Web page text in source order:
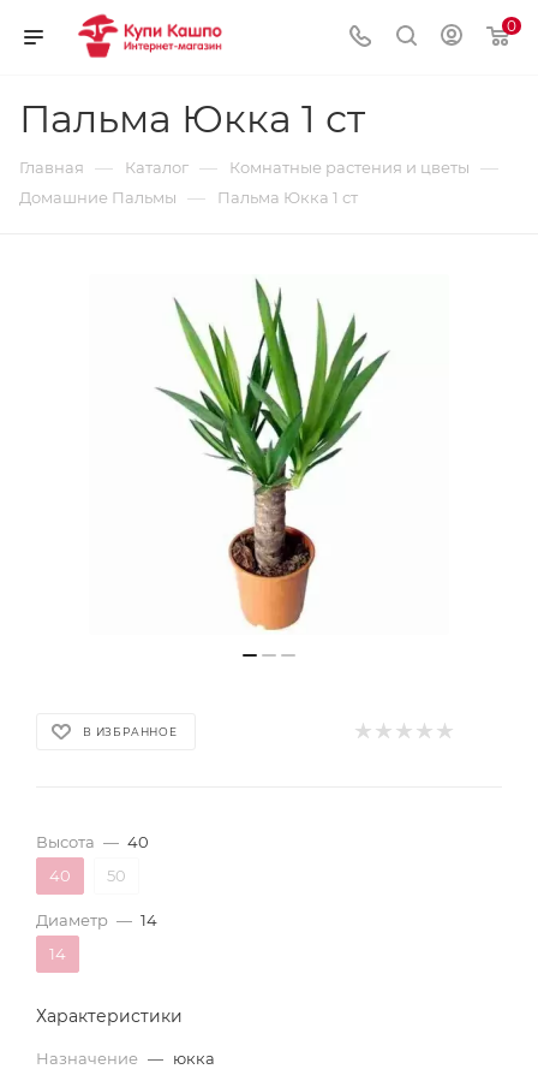
0
Пальма Юкка 1 ст
Главная — Каталог — Комнатные растения и цветы —
Домашние Пальмы — Пальма Юкка 1 ст
В ИЗБРАННОЕ
Высота — 40
40
50
Диаметр — 14
14
Характеристики
Назначение — юкка